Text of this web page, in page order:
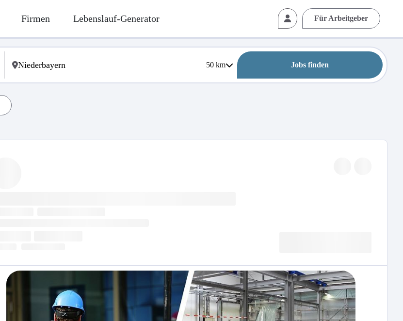
Firmen Lebenslauf-Generator Für Arbeitgeber
50km Jobs finden